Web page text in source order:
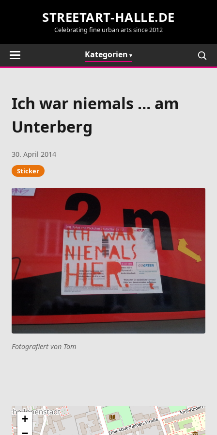
STREETART-HALLE.DE
Celebrating fine urban arts since 2012
Kategorien
Ich war niemals … am
Unterberg
30. April 2014
Sticker
Fotografiert von Tom
+